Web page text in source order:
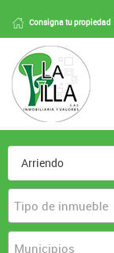
Consigna tu propiedad
Tipo de inmueble
Municipios